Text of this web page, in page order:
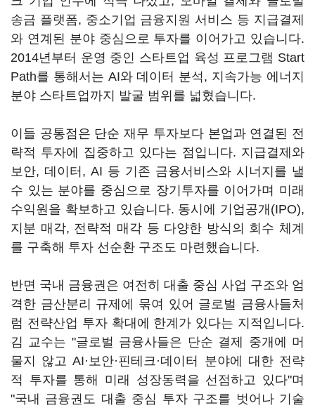
송금 플랫폼, 중소기업 금융지원 서비스 등 지급결제
와 연계된 분야 중심으로 투자를 이어가고 있습니다.
2014년부터 운영 중인 스타트업 육성 프로그램 Start
Path를 통해서는 AI와 데이터 분석, 지속가능 에너지
분야 스타트업까지 발굴 범위를 넓혔습니다.
이들 공통점은 단순 재무 투자보다 본업과 연결된 전
략적 투자에 집중하고 있다는 점입니다. 지급결제와
보안, 데이터, AI 등 기존 금융서비스와 시너지를 낼
수 있는 분야를 중심으로 장기투자를 이어가며 미래
수익원을 확보하고 있습니다. 동시에 기업공개(IPO),
지분 매각, 전략적 매각 등 다양한 방식의 회수 체계
를 구축해 투자 선순환 구조도 마련했습니다.
반면 국내 금융권은 여전히 대출 중심 사업 구조와 엄
격한 금산분리 규제에 묶여 있어 글로벌 금융사들처
럼 전략산업 투자 확대에 한계가 있다는 지적입니다.
김 교수는 "글로벌 금융사들은 단순 결제 중개에 머
물지 않고 AI·보안·핀테크·데이터 분야에 대한 전략
적 투자를 통해 미래 성장동력을 선점하고 있다"며
"국내 금융권도 대출 중심 투자 구조를 벗어나 기술